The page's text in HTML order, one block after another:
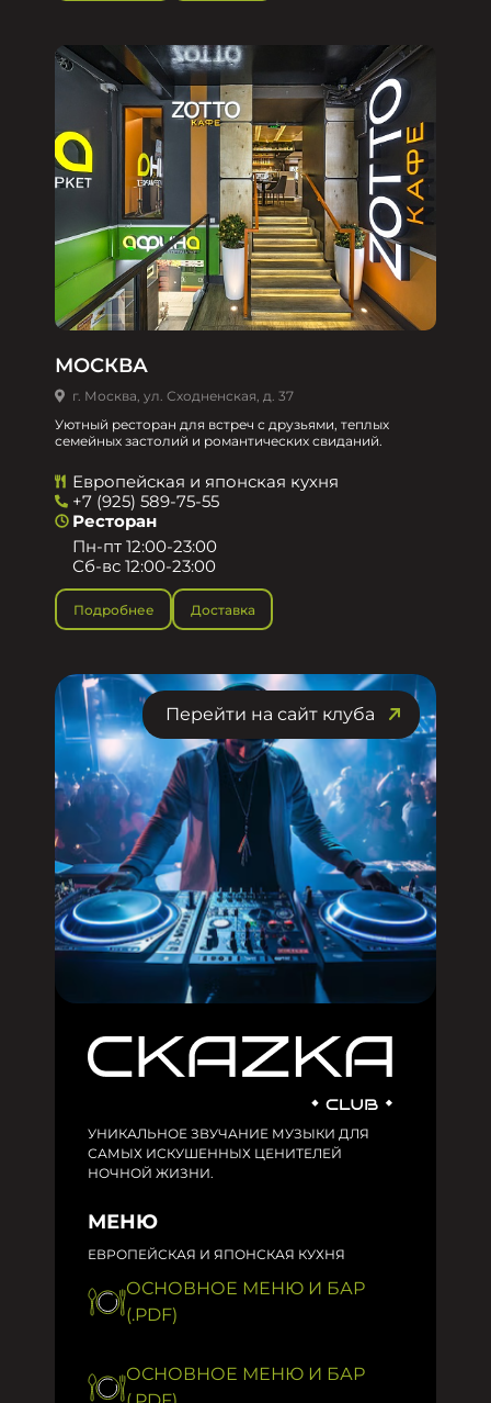
МОСКВА
г. Москва, ул. Сходненская, д. 37
Уютный ресторан для встреч с друзьями, теплых
семейных застолий и романтических свиданий.
Европейская и японская кухня
+7 (925) 589-75-55
Ресторан
Пн-пт 12:00-23:00
Сб-вс 12:00-23:00
Подробнее Доставка
Перейти на сайт клуба
УНИКАЛЬНОЕ ЗВУЧАНИЕ МУЗЫКИ ДЛЯ
САМЫХ ИСКУШЕННЫХ ЦЕНИТЕЛЕЙ
НОЧНОЙ ЖИЗНИ.
МЕНЮ
ЕВРОПЕЙСКАЯ И ЯПОНСКАЯ КУХНЯ
ОСНОВНОЕ МЕНЮ И БАР
(.PDF)
ОСНОВНОЕ МЕНЮ И БАР